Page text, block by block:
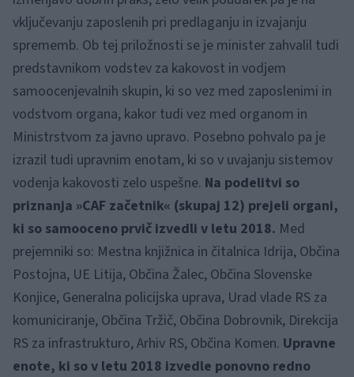
vključevanju zaposlenih pri predlaganju in izvajanju
sprememb. Ob tej priložnosti se je minister zahvalil tudi
predstavnikom vodstev za kakovost in vodjem
samoocenjevalnih skupin, ki so vez med zaposlenimi in
vodstvom organa, kakor tudi vez med organom in
Ministrstvom za javno upravo. Posebno pohvalo pa je
izrazil tudi upravnim enotam, ki so v uvajanju sistemov
vodenja kakovosti zelo uspešne. Na podelitvi so
priznanja »CAF začetnik« (skupaj 12) prejeli organi,
ki so samooceno prvič izvedli v letu 2018. Med
prejemniki so: Mestna knjižnica in čitalnica Idrija, Občina
Postojna, UE Litija, Občina Žalec, Občina Slovenske
Konjice, Generalna policijska uprava, Urad vlade RS za
komuniciranje, Občina Tržič, Občina Dobrovnik, Direkcija
RS za infrastrukturo, Arhiv RS, Občina Komen. Upravne
enote, ki so v letu 2018 izvedle ponovno redno